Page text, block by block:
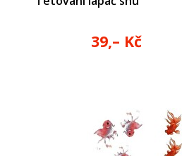
39,– Kč